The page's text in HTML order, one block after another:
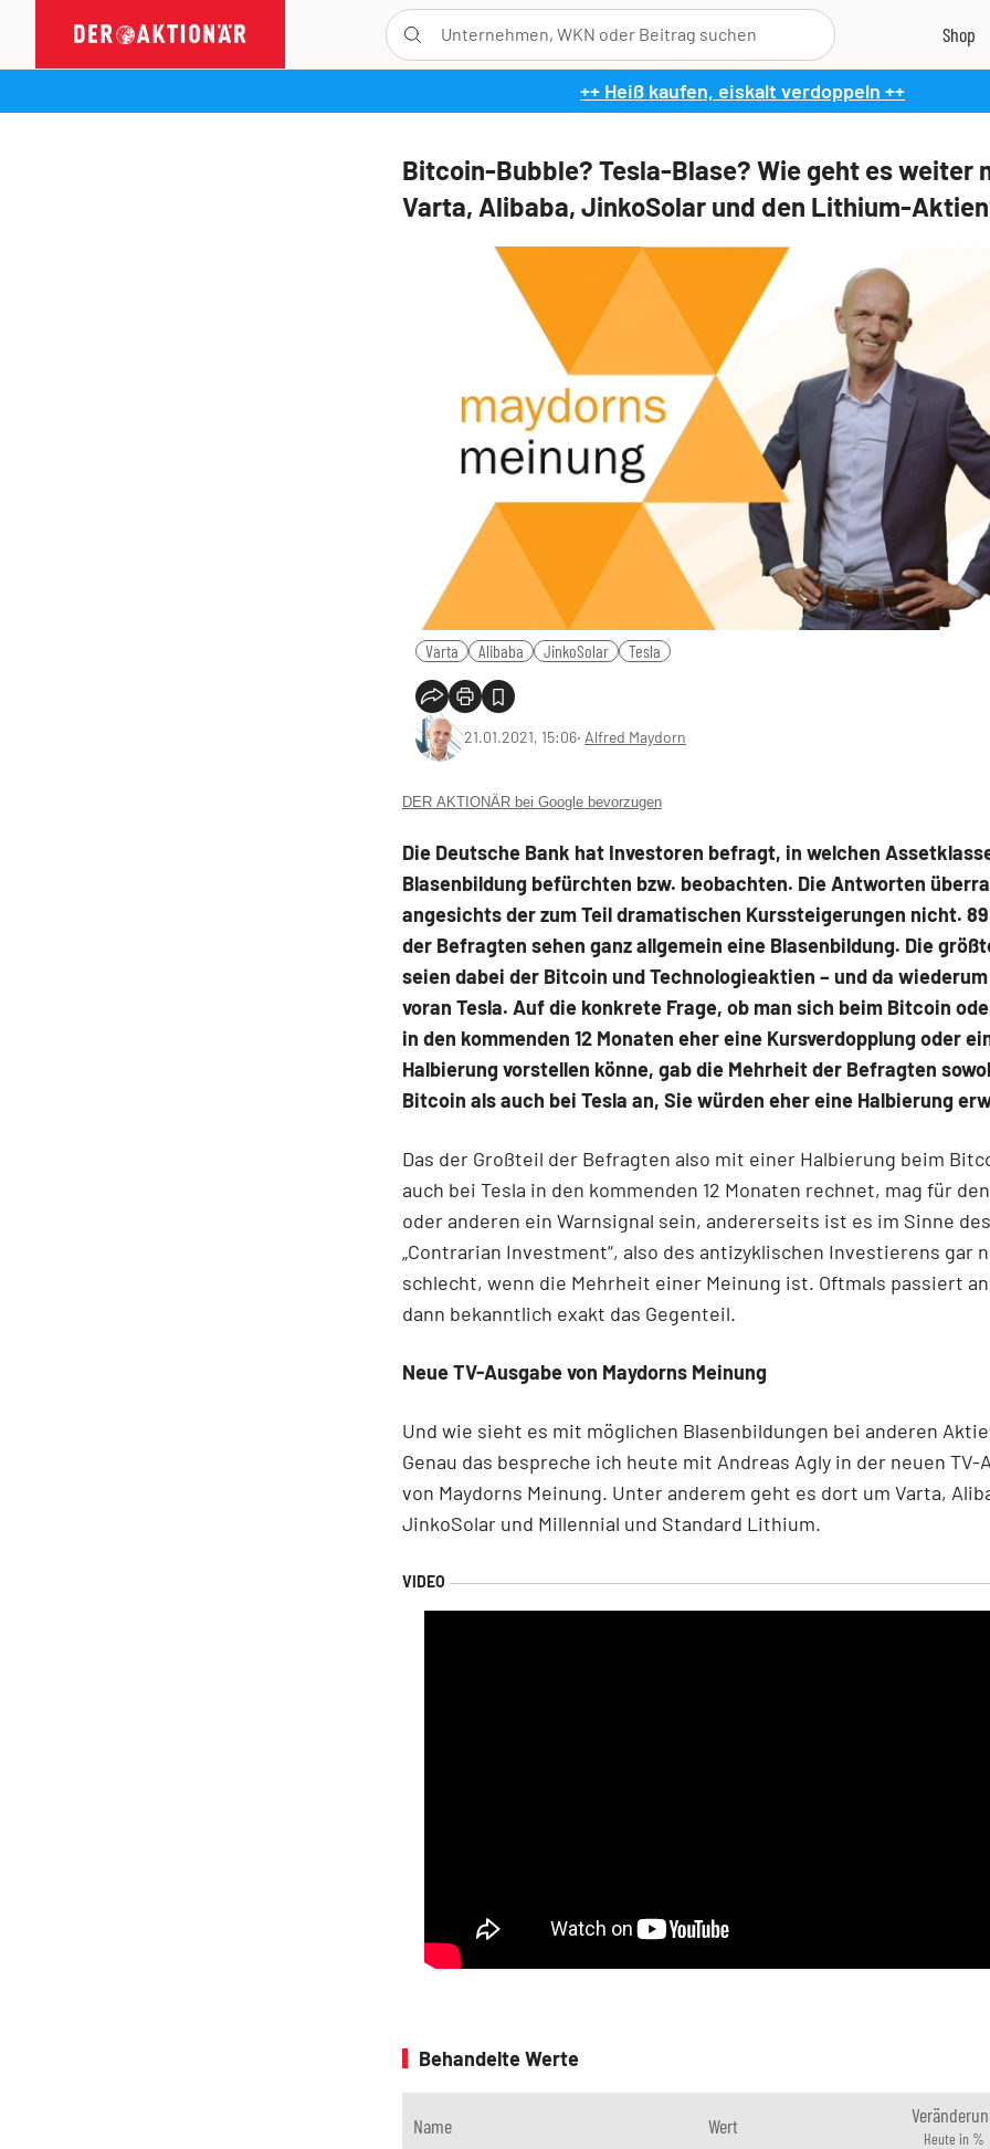
++ Heiß kaufen, eiskalt verdoppeln ++
Bitcoin-Bubble? Tesla-Blase? Wie geht es weiter
Varta, Alibaba, JinkoSolar und den Lithium-
Varta Alibaba JinkoSolar Tesla
21.01.2021, 15:06‧ Alfred Maydorn
DER AKTIONÄR bei Google bevorzugen
Die Deutsche Bank hat Investoren befragt, in welchen
Blasenbildung befürchten bzw. beobachten. Die Antworten
angesichts der zum Teil dramatischen Kurssteigerungen nicht.
der Befragten sehen ganz allgemein eine Blasenbildung. Die
seien dabei der Bitcoin und Technologieaktien – und da
voran Tesla. Auf die konkrete Frage, ob man sich beim Bitcoin
in den kommenden 12 Monaten eher eine Kursverdopplung oder
Halbierung vorstellen könne, gab die Mehrheit der Befragten
Bitcoin als auch bei Tesla an, Sie würden eher eine Halbierung
Das der Großteil der Befragten also mit einer Halbierung beim
auch bei Tesla in den kommenden 12 Monaten rechnet, mag für
oder anderen ein Warnsignal sein, andererseits ist es im Sinne des
„Contrarian Investment“, also des antizyklischen Investierens gar
schlecht, wenn die Mehrheit einer Meinung ist. Oftmals passiert
dann bekanntlich exakt das Gegenteil.
Neue TV-Ausgabe von Maydorns Meinung
Und wie sieht es mit möglichen Blasenbildungen bei anderen
Genau das bespreche ich heute mit Andreas Agly in der neuen TV-
von Maydorns Meinung. Unter anderem geht es dort um Varta,
JinkoSolar und Millennial und Standard Lithium.
Behandelte Werte
Name Wert
Heute in %